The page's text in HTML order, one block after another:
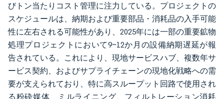
びトン当たりコスト管理に注力している。プロジェクトの
スケジュールは、納期および重要部品・消耗品の入手可能
性に左右される可能性があり、2025年には一部の重要鉱物
処理プロジェクトにおいて9~12か月の設備納期遅延が報
告されている。これにより、現地サービスハブ、複数年サ
ービス契約、およびサプライチェーンの現地化戦略への需
要が支えられており、特に高スループット回路で使用され
る粉砕媒体、ミルライニング、フィルトレーション消耗